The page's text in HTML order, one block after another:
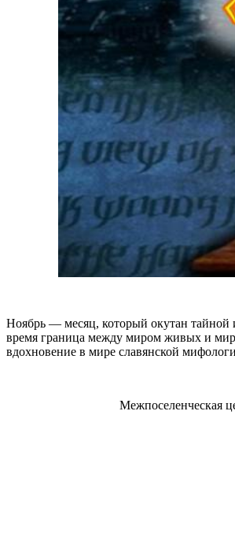
Ноябрь — месяц, который окутан тайной
время граница между миром живых и
вдохновение в мире славянской
Межпоселенческая